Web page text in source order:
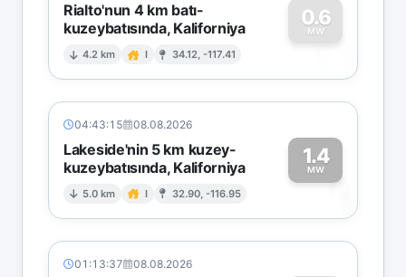
Rialto'nun 4 km batı-
kuzeybatısında, Kaliforniya
4.2 km I 34.12, -117.41
0.6
MW
0
04:43:15 08.08.2026
Lakeside'nin 5 km kuzey-
kuzeybatısında, Kaliforniya
5.0 km I 32.90, -116.95
1.4
MW1
01:13:37 08.08.2026